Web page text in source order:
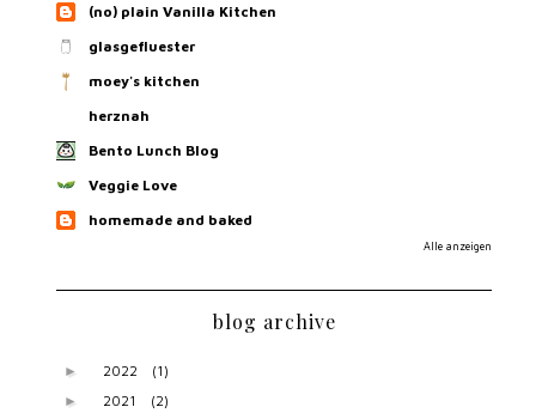
(no) plain Vanilla Kitchen
glasgefluester
moey's kitchen
herznah
Bento Lunch Blog
Veggie Love
homemade and baked
Alle anzeigen
blog archive
► 2022 (1)
► 2021 (2)